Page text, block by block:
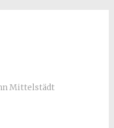
Mittelstädt